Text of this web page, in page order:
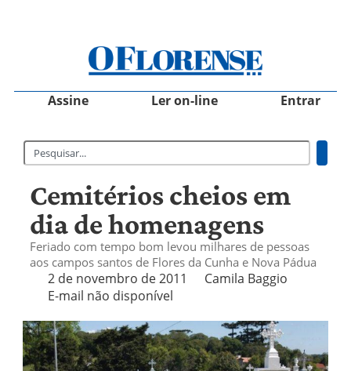
Assine Ler on-line Entrar
Cemitérios cheios em
dia de homenagens
Feriado com tempo bom levou milhares de pessoas
aos campos santos de Flores da Cunha e Nova Pádua
2 de novembro de 2011
Camila Baggio
E-mail não disponível